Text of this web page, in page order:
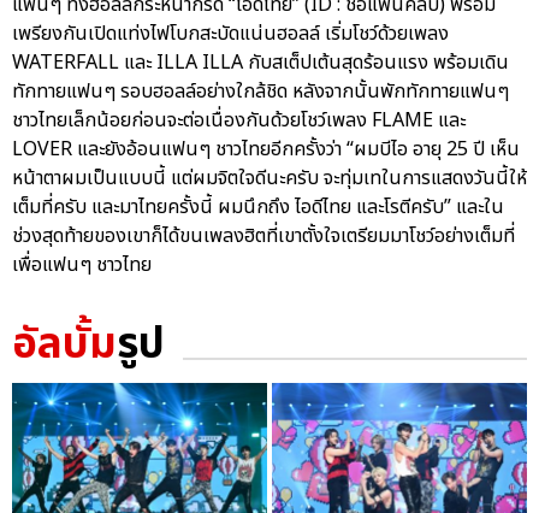
เพรียงกันเปิดแท่งไฟโบกสะบัดแน่นฮอลล์ เริ่มโชว์ด้วยเพลง
WATERFALL และ ILLA ILLA กับสเต็ปเต้นสุดร้อนแรง พร้อมเดิน
ทักทายแฟนๆ รอบฮอลล์อย่างใกล้ชิด หลังจากนั้นพักทักทายแฟนๆ
ชาวไทยเล็กน้อยก่อนจะต่อเนื่องกันด้วยโชว์เพลง FLAME และ
LOVER และยังอ้อนแฟนๆ ชาวไทยอีกครั้งว่า “ผมบีไอ อายุ 25 ปี เห็น
หน้าตาผมเป็นแบบนี้ แต่ผมจิตใจดีนะครับ จะทุ่มเทในการแสดงวันนี้ให้
เต็มที่ครับ และมาไทยครั้งนี้ ผมนึกถึง ไอดีไทย และโรตีครับ” และใน
ช่วงสุดท้ายของเขาก็ได้ขนเพลงฮิตที่เขาตั้งใจเตรียมมาโชว์อย่างเต็มที่
เพื่อแฟนๆ ชาวไทย
อัลบั้มรูป